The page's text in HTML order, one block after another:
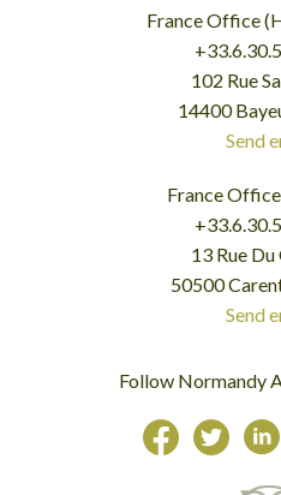
France Office
102 Rue
14400
Send
France
13 Rue
50500
Send
Follow Normandy